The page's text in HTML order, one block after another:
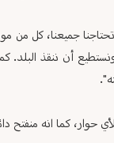
جميعنا، كل من
أن ننقذ البلد.
كما انه منفتح